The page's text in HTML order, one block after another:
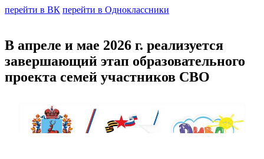
перейти в ВК перейти в Одноклассники
В апреле и мае 2026 г. реализуется
завершающий этап образовательного
проекта семей участников СВО